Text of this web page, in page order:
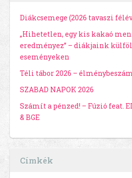
Diákcsemege (2026 tavaszi
„Hihetetlen, egy kis kakaó
eredményez” – diákjaink
eseményeken
Téli tábor 2026 –
SZABAD NAPOK 2026
Számít a pénzed! – Fúzió feat.
& BGE
Címkék